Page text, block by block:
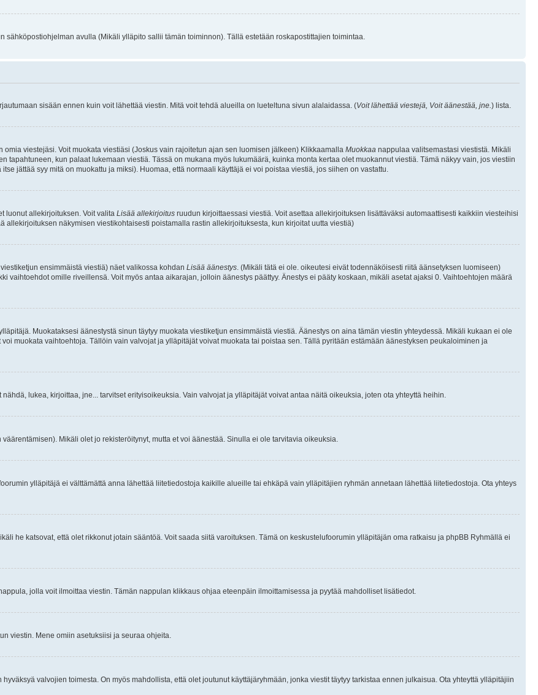
avulla (Mikäli ylläpito sallii tämän toiminnon). Tällä estetään roskapostittajien toimintaa.
sisään ennen kuin voit lähettää viestin. Mitä voit tehdä alueilla on lueteltuna sivun alalaidassa. (Voit lähettää viestejä, Voit äänestää, jne. ) lista.
viestejäsi. Voit muokata viestiäsi (Joskus vain rajoitetun ajan sen luomisen jälkeen) Klikkaamalla Muokkaa nappulaa valitsemastasi viestistä. Mikäli
tapahtuneen, kun palaat lukemaan viestiä. Tässä on mukana myös lukumäärä, kuinka monta kertaa olet muokannut viestiä. Tämä näkyy vain, jos viestiin
jättää syy mitä on muokattu ja miksi). Huomaa, että normaali käyttäjä ei voi poistaa viestiä, jos siihen on vastattu.
luonut allekirjoituksen. Voit valita Lisää allekirjoitus ruudun kirjoittaessasi viestiä. Voit asettaa allekirjoituksen lisättäväksi automaattisesti kaikkiin viesteihisi
näkymisen viestikohtaisesti poistamalla rastin allekirjoituksesta, kun kirjoitat uutta viestiä)
ensimmäistä viestiä) näet valikossa kohdan Lisää äänestys . (Mikäli tätä ei ole. oikeutesi eivät todennäköisesti riitä äänsetyksen luomiseen)
vaihtoehdot omille riveillensä. Voit myös antaa aikarajan, jolloin äänestys päättyy. Änestys ei pääty koskaan, mikäli asetat ajaksi 0. Vaihtoehtojen määrä
Muokataksesi äänestystä sinun täytyy muokata viestiketjun ensimmäistä viestiä. Äänestys on aina tämän viestin yhteydessä. Mikäli kukaan ei ole
muokata vaihtoehtoja. Tällöin vain valvojat ja ylläpitäjät voivat muokata tai poistaa sen. Tällä pyritään estämään äänestyksen peukaloiminen ja
lukea, kirjoittaa, jne... tarvitset erityisoikeuksia. Vain valvojat ja ylläpitäjät voivat antaa näitä oikeuksia, joten ota yhteyttä heihin.
Mikäli olet jo rekisteröitynyt, mutta et voi äänestää. Sinulla ei ole tarvitavia oikeuksia.
ylläpitäjä ei välttämättä anna lähettää liitetiedostoja kaikille alueille tai ehkäpä vain ylläpitäjien ryhmän annetaan lähettää liitetiedostoja. Ota yhteys
he katsovat, että olet rikkonut jotain sääntöä. Voit saada siitä varoituksen. Tämä on keskustelufoorumin ylläpitäjän oma ratkaisu ja phpBB Ryhmällä ei
jolla voit ilmoittaa viestin. Tämän nappulan klikkaus ohjaa eteenpäin ilmoittamisessa ja pyytää mahdolliset lisätiedot.
viestin. Mene omiin asetuksiisi ja seuraa ohjeita.
valvojien toimesta. On myös mahdollista, että olet joutunut käyttäjäryhmään, jonka viestit täytyy tarkistaa ennen julkaisua. Ota yhteyttä ylläpitäjiin